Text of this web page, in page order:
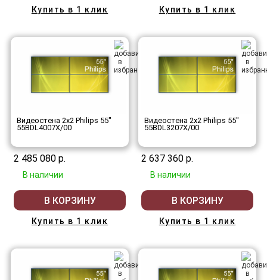
Купить в 1 клик Купить в 1 клик
Видеостена 2x2 Philips 55"
55BDL4007X/00
2 485 080 р.
В наличии
В КОРЗИНУ
Купить в 1 клик
Видеостена 2x2 Philips 55"
55BDL3207X/00
2 637 360 р.
В наличии
В КОРЗИНУ
Купить в 1 клик